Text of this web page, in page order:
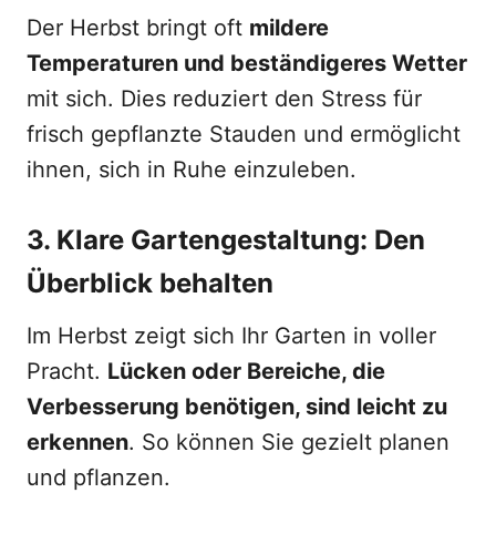
Der Herbst bringt oft mildere
Temperaturen und beständigeres Wetter
mit sich. Dies reduziert den Stress für
frisch gepflanzte Stauden und ermöglicht
ihnen, sich in Ruhe einzuleben.
3. Klare Gartengestaltung: Den
Überblick behalten
Im Herbst zeigt sich Ihr Garten in voller
Pracht. Lücken oder Bereiche, die
Verbesserung benötigen, sind leicht zu
erkennen. So können Sie gezielt planen
und pflanzen.